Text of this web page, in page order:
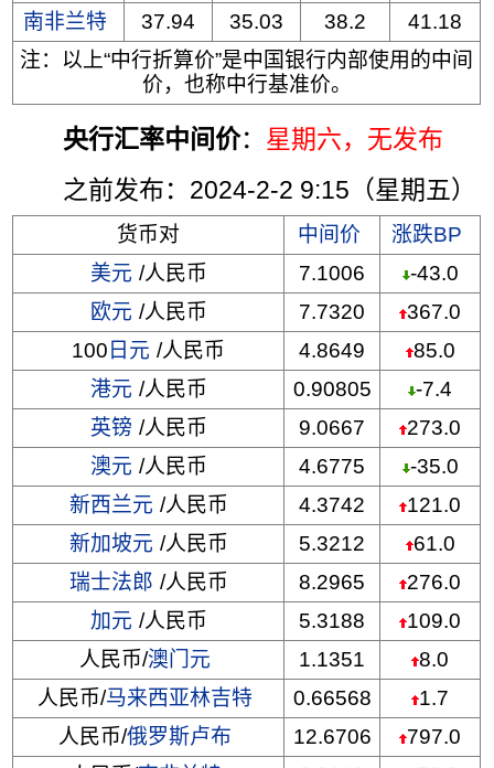
南非兰特
37.94 35.03 38.2
41.18
注：以上“中行折算价”是中国银行内部使用的中间
价，也称中行基准价。
央行汇率中间价： 星期六，无发布
之前发布：2024-2-2 9:15（星期五）
货币对 中间价
涨跌BP
美元 /人民币 7.1006
-43.0
欧元 /人民币 7.7320
367.0
100 日元 /人民币 4.8649
85.0
港元 /人民币 0.90805
-7.4
英镑 /人民币 9.0667
273.0
澳元 /人民币 4.6775
-35.0
新西兰元 /人民币 4.3742
121.0
新加坡元 /人民币 5.3212
61.0
瑞士法郎 /人民币 8.2965
276.0
加元 /人民币 5.3188
109.0
人民币/澳门元 1.1351
8.0
人民币/马来西亚林吉特 0.66568
1.7
人民币/俄罗斯卢布 12.6706
797.0